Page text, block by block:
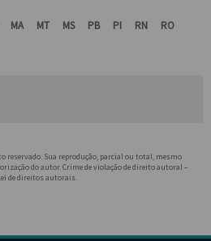
MA MT MS PB PI RN RO
reservado. Sua reprodução, parcial ou total, mesmo
do autor. Crime de violação de direito autoral –
de direitos autorais